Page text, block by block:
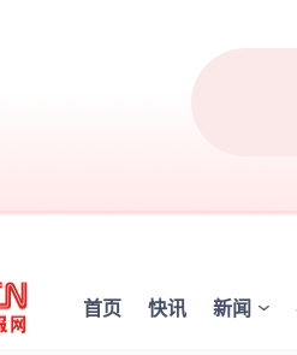
首页 快讯 新闻